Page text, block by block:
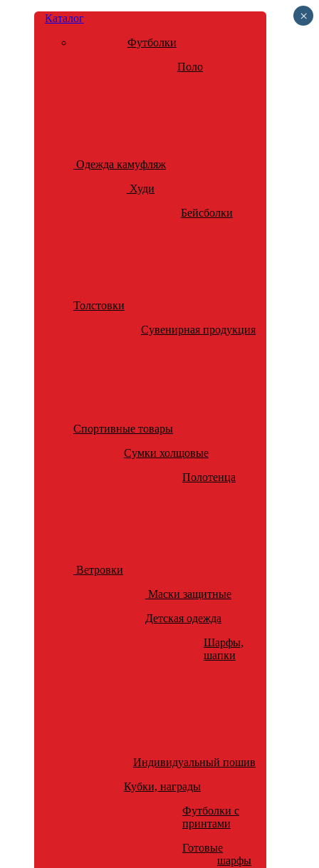
Каталог
Футболки
Поло
Одежда камуфляж
Худи
Бейсболки
Толстовки
Сувенирная продукция
Спортивные товары
Сумки холщовые
Полотенца
Ветровки
Маски защитные
Детская одежда
Шарфы,
шапки
Индивидуальный пошив
Кубки, награды
Футболки с
принтами
Готовые
шарфы
×